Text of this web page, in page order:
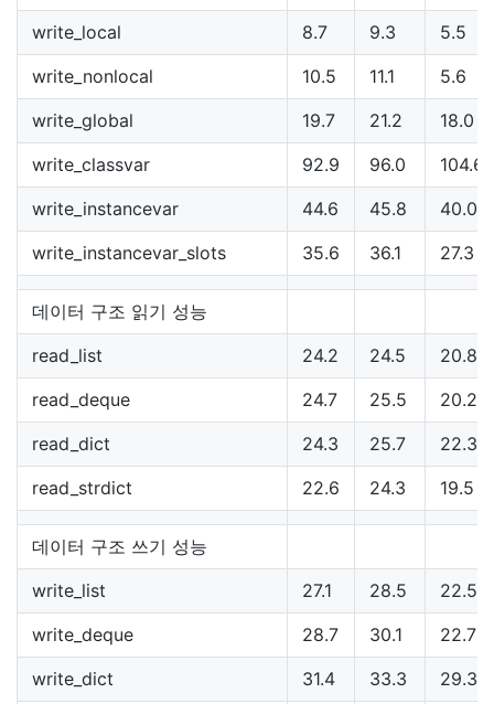
write_local
8.7 9.3
5.5
write_nonlocal
10.5 11.1
5.6
write_global
19.7 21.2
18.0
write_classvar
92.9 96.0
104.6
write_instancevar
44.6 45.8
40.0
write_instancevar_slots
35.6 36.1 27.3
데이터 구조 읽기 성능
read_list
24.2 24.5
20.8
read_deque
24.7 25.5
20.2
read_dict
24.3 25.7
22.3
read_strdict
22.6 24.3 19.5
데이터 구조 쓰기 성능
write_list
27.1 28.5
22.5
write_deque
28.7 30.1
22.7
write_dict
31.4 33.3
29.3